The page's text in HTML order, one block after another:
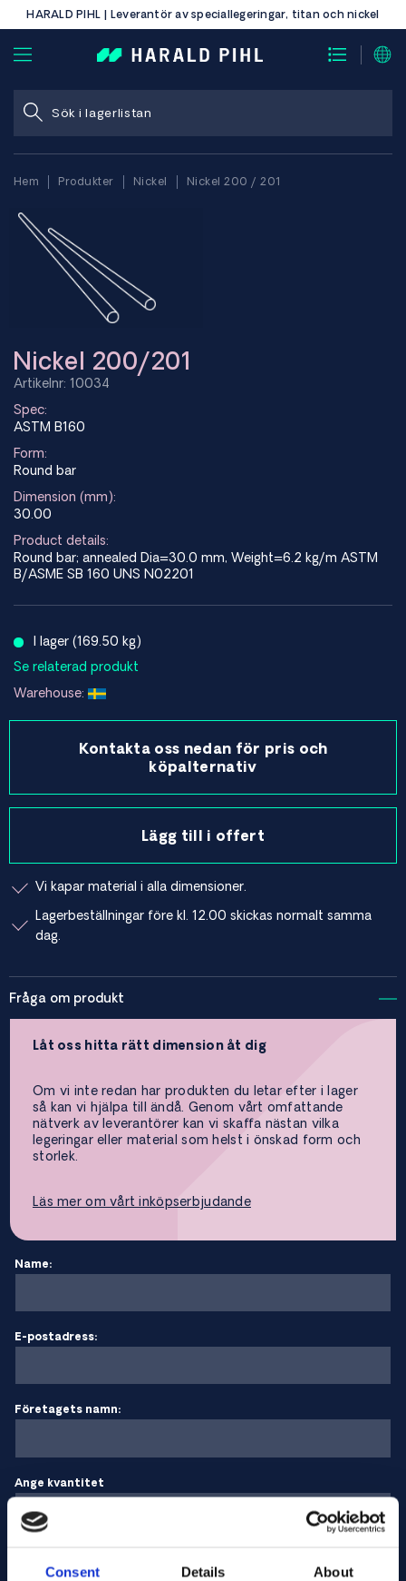
Consent Details About
HARALD PIHL | Leverantör av speciallegeringar, titan och nickel
Hem Produkter Nickel Nickel 200 / 201
Nickel 200/201
Artikelnr: 10034
Spec:
ASTM B160
Form:
Round bar
Dimension (mm):
30.00
Product details:
Round bar; annealed Dia=30.0 mm, Weight=6.2 kg/m ASTM
B/ASME SB 160 UNS N02201
I lager (169.50 kg)
Se relaterad produkt
Warehouse:
Kontakta oss nedan för pris och
köpalternativ
Lägg till i offert
Vi kapar material i alla dimensioner.
Lagerbeställningar före kl. 12.00 skickas normalt samma
dag.
Fråga om produkt
Låt oss hitta rätt dimension åt dig
Om vi inte redan har produkten du letar efter i lager
så kan vi hjälpa till ändå. Genom vårt omfattande
nätverk av leverantörer kan vi skaffa nästan vilka
legeringar eller material som helst i önskad form och
storlek.
Läs mer om vårt inköpserbjudande
Name:
E-postadress:
Företagets namn:
Ange kvantitet